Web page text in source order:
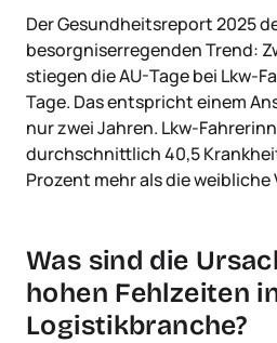
Der Gesundheitsreport 2025
besorgniserregenden Trend:
stiegen die AU-Tage bei Lkw-
Tage. Das entspricht einem
nur zwei Jahren. Lkw-
durchschnittlich 40,5
Prozent mehr als die
Was sind die
hohen Fehlzeiten
Logistikbranche?